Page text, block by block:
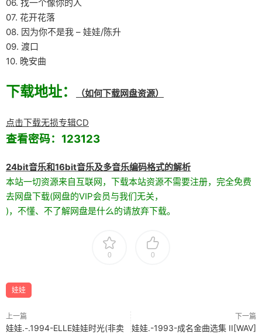
06. 找一个像你的人
07. 花开花落
08. 因为你不是我 – 娃娃/陈升
09. 渡口
10. 晚安曲
下载地址： （如何下载网盘资源）
点击下载无损专辑CD
查看密码：123123
24bit音乐和16bit音乐及多音乐编码格式的解析
本站一切资源来自互联网，下载本站资源不需要注册，完全免费
去网盘下载(网盘的VIP会员与我们无关，
)，不懂、不了解网盘是什么的请放弃下载。
0 0
娃娃
上一篇
娃娃.-.1994-ELLE娃娃时光(非卖
下一篇
娃娃.-1993-成名金曲选集 II[WAV]